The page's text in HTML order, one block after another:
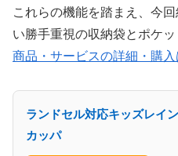
これらの機能を踏まえ、今
い勝手重視の収納袋とポケ
商品・サービスの詳細・購入
ランドセル対応キッズレイ
カッパ